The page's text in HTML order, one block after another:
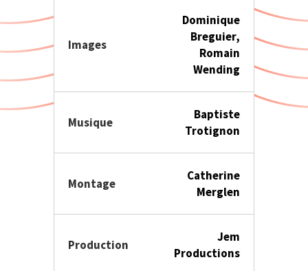
Images
Dominique
Breguier,
Romain
Wending
Musique
Baptiste
Trotignon
Montage
Catherine
Merglen
Production
Jem
Productions